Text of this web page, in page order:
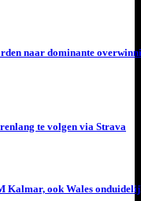
naar dominante
te volgen via Strava
Kalmar, ook Wales